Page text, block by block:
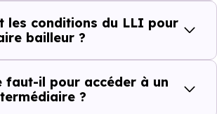
les conditions du LLI pour
bailleur ?
faut-il pour accéder à un
?